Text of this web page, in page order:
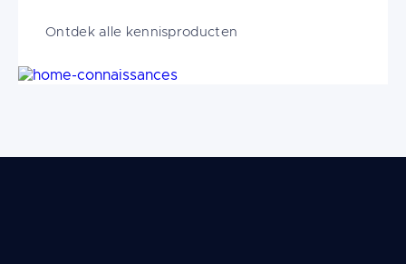
Ontdek alle kennisproducten
Image